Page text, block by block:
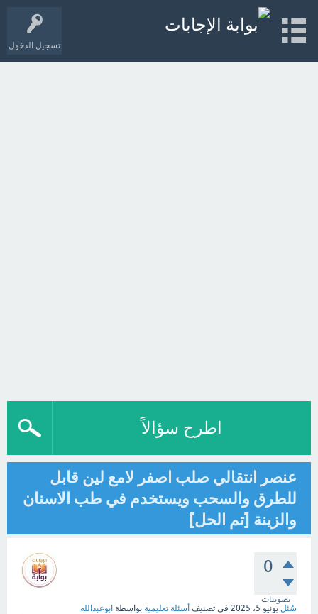
تسجيل الدخول
اطرح سؤالاً
عنصر انتقالي صلب اصفر لامع لين قابل
للطرق والسحب ويستخدم في طب الاسنان
والزينة [تم الحل]
0
تصويتات
سُئل يونيو 5، 2025 في تصنيف أسئلة تعليمية بواسطة ابوعبدالله